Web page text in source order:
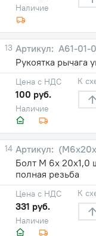
Наличие
13
А61-01-
Рукоятка рычага
Наличие
Цена с НДС
100 руб.
К
14
Болт М 6х 20х1,0
полная резьба
Наличие
Цена с НДС
331 руб.
К